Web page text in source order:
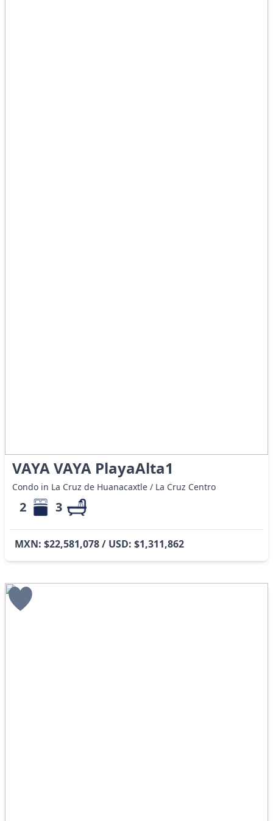
VAYA VAYA PlayaAlta1
Condo in La Cruz de Huanacaxtle / La Cruz Centro
2 3
MXN: $22,581,078 / USD: $1,311,862